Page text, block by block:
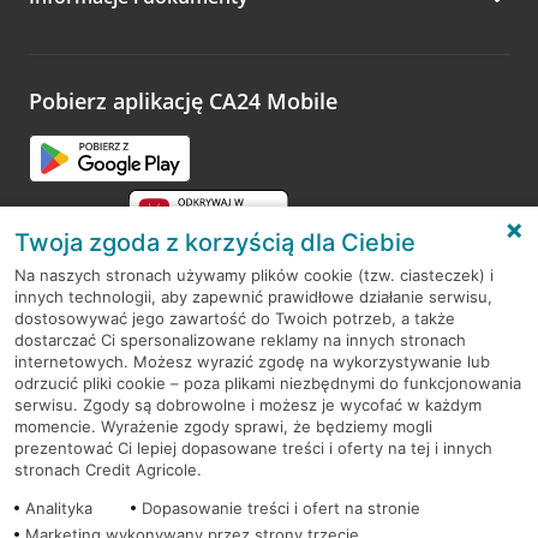
opinie.
Pobierz aplikację CA24 Mobile
RODO
Regulamin serwisu
Mapa serwisu
PolitykaCookies
Twoja zgoda z korzyścią dla Ciebie
Na naszych stronach używamy plików cookie (tzw. ciasteczek) i
innych technologii, aby zapewnić prawidłowe działanie serwisu,
dostosowywać jego zawartość do Twoich potrzeb, a także
dostarczać Ci spersonalizowane reklamy na innych stronach
internetowych. Możesz wyrazić zgodę na wykorzystywanie lub
odrzucić pliki cookie – poza plikami niezbędnymi do funkcjonowania
serwisu. Zgody są dobrowolne i możesz je wycofać w każdym
momencie. Wyrażenie zgody sprawi, że będziemy mogli
prezentować Ci lepiej dopasowane treści i oferty na tej i innych
stronach Credit Agricole.
Analityka
Dopasowanie treści i ofert na stronie